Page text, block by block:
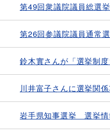
第49回衆議院議員総選
第26回参議院議員通常
鈴木實さんが「選挙制
川井富子さんに選挙関
岩手県知事選挙 選挙情